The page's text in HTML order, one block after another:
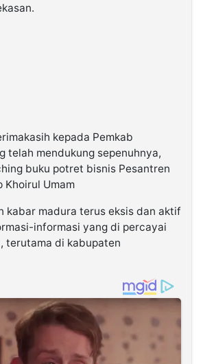
kepada Pemkab
telah mendukung sepenuhnya,
buku potret bisnis Pesantren
Khoirul Umam
kabar madura terus eksis dan aktif
informasi yang di percayai
terutama di kabupaten